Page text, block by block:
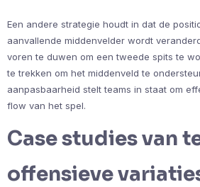
Een andere strategie houdt in dat de
aanvallende middenvelder wordt
voren te duwen om een tweede spits te
te trekken om het middenveld te
aanpasbaarheid stelt teams in staat om
flow van het spel.
Case studies van
offensieve